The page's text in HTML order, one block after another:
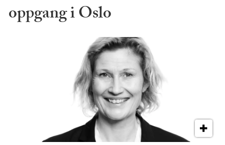
oppgang i Oslo